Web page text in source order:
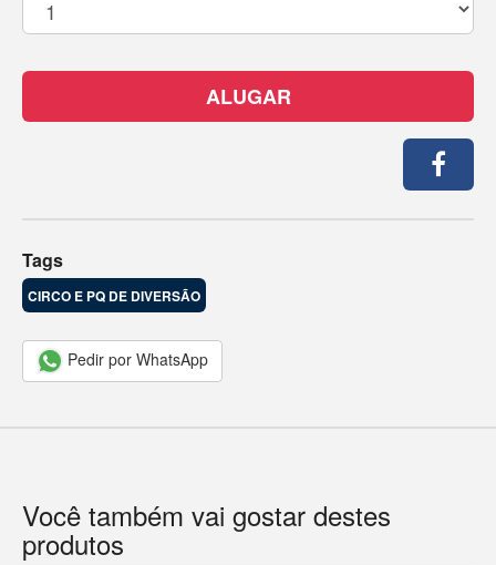
ALUGAR
Tags
CIRCO E PQ DE DIVERSÃO
Pedir por WhatsApp
Você também vai gostar destes
produtos